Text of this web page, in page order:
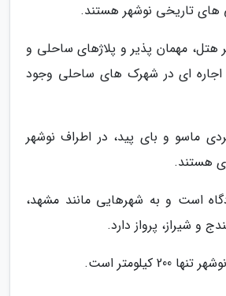
های تاریخی نوشهر هستند.
هتل، مهمان پذیر و پلاژهای ساحلی و
اجاره ای در شهرک های ساحلی وجود
ماسو و بای پید، در اطراف نوشهر
هستند.
است و به شهرهایی مانند مشهد،
و شیراز، پرواز دارد.
کیلومتر است.